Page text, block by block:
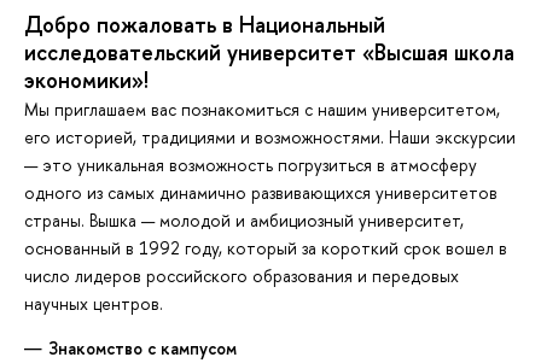
Добро пожаловать в Национальный
исследовательский университет «Высшая школа
экономики»!
Мы приглашаем вас познакомиться с нашим университетом,
его историей, традициями и возможностями. Наши экскурсии
— это уникальная возможность погрузиться в атмосферу
одного из самых динамично развивающихся университетов
страны. Вышка — молодой и амбициозный университет,
основанный в 1992 году, который за короткий срок вошел в
число лидеров российского образования и передовых
научных центров.
Знакомство с кампусом